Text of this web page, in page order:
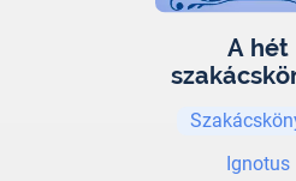
A hét
Ignotus